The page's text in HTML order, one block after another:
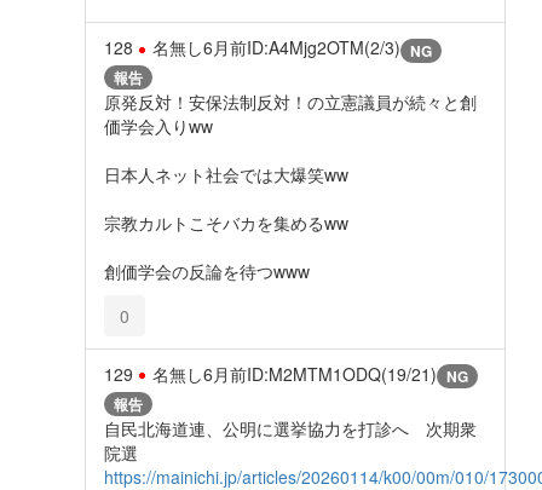
128 名無し6月前ID:A4Mjg2OTM(2/3) NG
報告
原発反対！安保法制反対！の立憲議員が続々と創
価学会入りww
日本人ネット社会では大爆笑ww
宗教カルトこそバカを集めるww
創価学会の反論を待つwww
0
129 名無し6月前ID:M2MTM1ODQ(19/21) NG
報告
自民北海道連、公明に選挙協力を打診へ 次期衆
院選
https://mainichi.jp/articles/20260114/k00/00m/010/